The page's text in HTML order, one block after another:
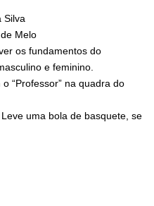
Silva
Melo
os fundamentos do
e feminino.
“Professor” na quadra do
uma bola de basquete, se